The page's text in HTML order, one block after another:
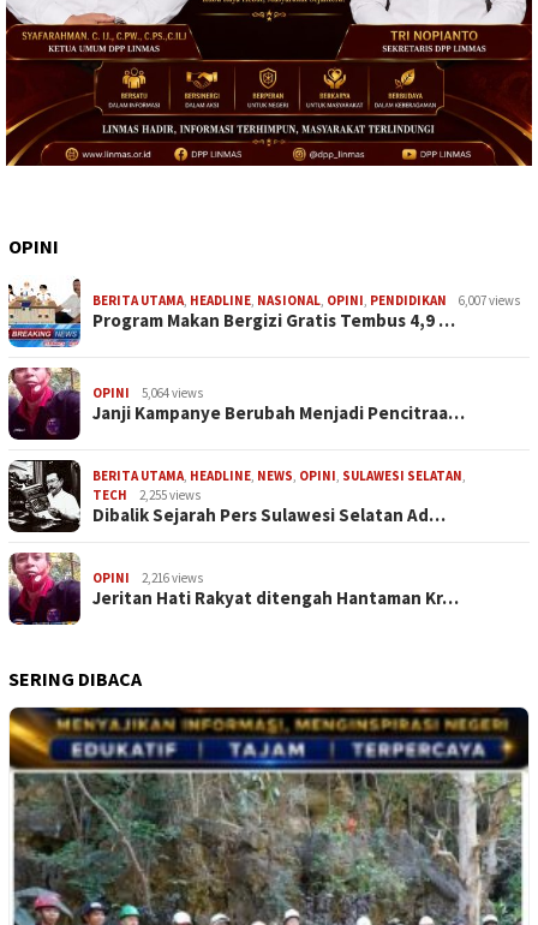
OPINI
BERITA UTAMA HEADLINE NASIONAL OPINI PENDIDIKAN 6,007 views
Program Makan Bergizi Gratis Tembus 4,9 …
OPINI 5,064 views
Janji Kampanye Berubah Menjadi Pencitraa…
BERITA UTAMA HEADLINE NEWS OPINI SULAWESI SELATAN
TECH
2,255 views
Dibalik Sejarah Pers Sulawesi Selatan Ad…
OPINI 2,216 views
Jeritan Hati Rakyat ditengah Hantaman Kr…
SERING DIBACA